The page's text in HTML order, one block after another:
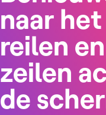
naar het
reilen en
zeilen
de